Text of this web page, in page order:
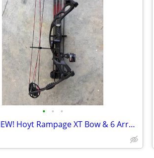
• • •
BRAND NEW! Hoyt Rampage XT Bow & 6 Arrows